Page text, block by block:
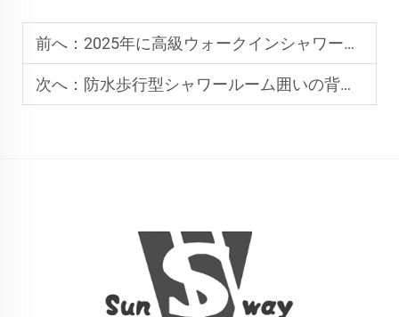
前へ： 2025年に高級ウォークインシャワー囲いを定義するもの
次へ： 防水歩行型シャワールーム囲いの背後にある技術